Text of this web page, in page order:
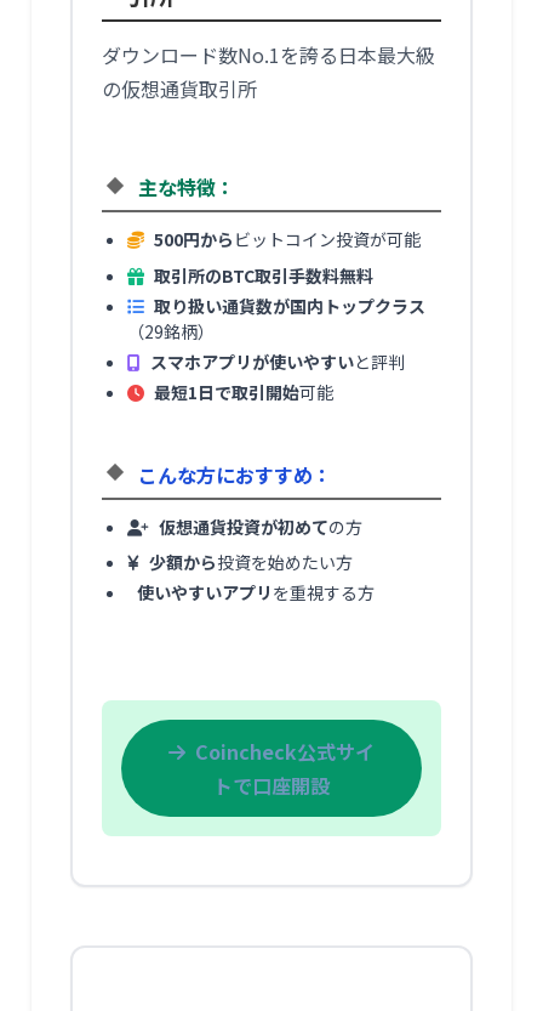
ダウンロード数No.1を誇る日本最大級
の仮想通貨取引所
主な特徴：
500円から ビットコイン投資が可能
取引所のBTC取引手数料無料
取り扱い通貨数が国内トップクラス
（29銘柄）
スマホアプリが使いやすいと評判
最短1日で取引開始可能
こんな方におすすめ：
仮想通貨投資が初めての方
少額から投資を始めたい方
使いやすいアプリ を重視する方
Coincheck公式サイ
トで口座開設